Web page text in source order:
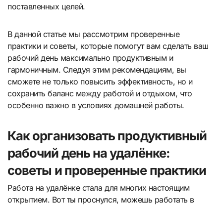
поставленных целей.
В данной статье мы рассмотрим проверенные
практики и советы, которые помогут вам сделать ваш
рабочий день максимально продуктивным и
гармоничным. Следуя этим рекомендациям, вы
сможете не только повысить эффективность, но и
сохранить баланс между работой и отдыхом, что
особенно важно в условиях домашней работы.
Как организовать продуктивный
рабочий день на удалёнке:
советы и проверенные практики
Работа на удалёнке стала для многих настоящим
открытием. Вот ты проснулся, можешь работать в